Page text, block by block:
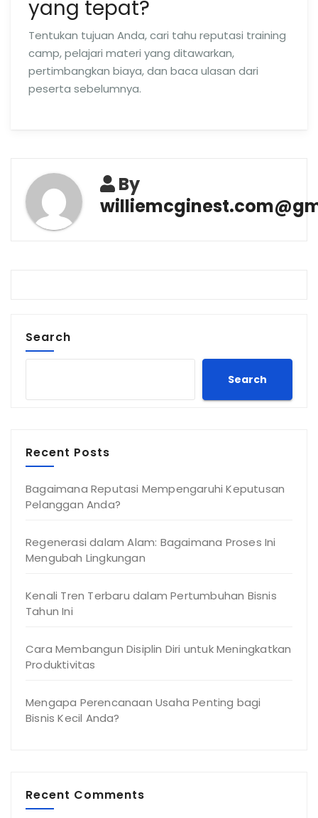
yang tepat?
Tentukan tujuan Anda, cari tahu reputasi training
camp, pelajari materi yang ditawarkan,
pertimbangkan biaya, dan baca ulasan dari
peserta sebelumnya.
By
Search
Search
Recent Posts
Bagaimana Reputasi Mempengaruhi Keputusan
Pelanggan Anda?
Regenerasi dalam Alam: Bagaimana Proses Ini
Mengubah Lingkungan
Kenali Tren Terbaru dalam Pertumbuhan Bisnis
Tahun Ini
Cara Membangun Disiplin Diri untuk Meningkatkan
Produktivitas
Mengapa Perencanaan Usaha Penting bagi
Bisnis Kecil Anda?
Recent Comments